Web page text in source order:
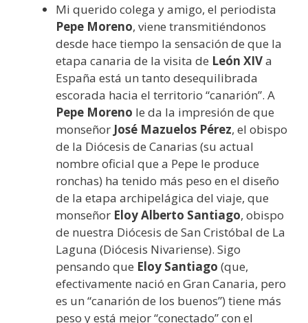
Mi querido colega y amigo, el periodista
Pepe Moreno, viene transmitiéndonos
desde hace tiempo la sensación de que la
etapa canaria de la visita de León XIVa
España está un tanto desequilibrada
escorada hacia el territorio “canarión”. A
Pepe Moreno le da la impresión de que
monseñor José Mazuelos Pérez, el obispo
de la Diócesis de Canarias (su actual
nombre oficial que a Pepe le produce
ronchas) ha tenido más peso en el diseño
de la etapa archipelágica del viaje, que
monseñor Eloy Alberto Santiago, obispo
de nuestra Diócesis de San Cristóbal de La
Laguna (Diócesis Nivariense). Sigo
pensando que Eloy Santiago (que,
efectivamente nació en Gran Canaria, pero
es un “canarión de los buenos”) tiene más
peso y está mejor “conectado” con el